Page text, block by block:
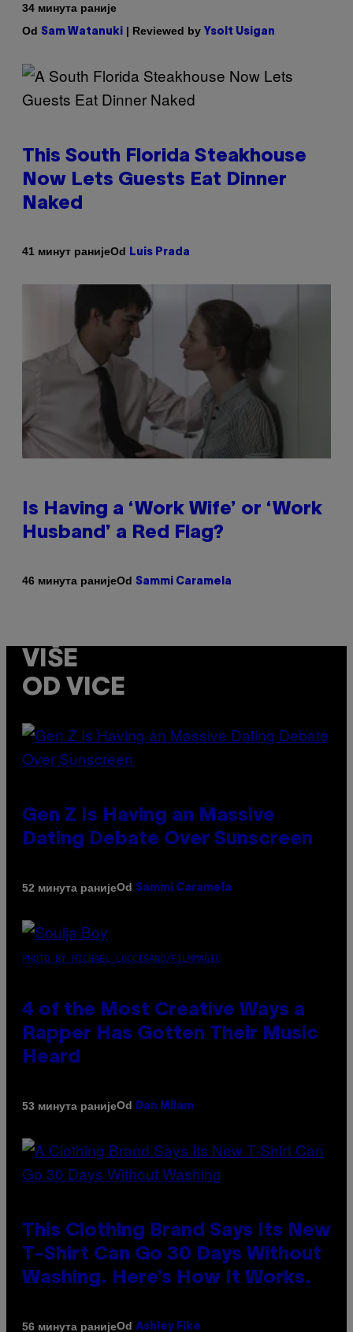
34 минута раније
Od Sam Watanuki | Reviewed by Ysolt Usigan
This South Florida Steakhouse
Now Lets Guests Eat Dinner
Naked
41 минут ранијеOd Luis Prada
Is Having a ‘Work Wife’ or ‘Work
Husband’ a Red Flag?
46 минута ранијеOd Sammi Caramela
VIŠE
OD VICE
Gen Z Is Having an Massive
Dating Debate Over Sunscreen
52 минута ранијеOd Sammi Caramela
PHOTO BY MICHAEL LOCCISANO/FILMMAGIC
4 of the Most Creative Ways a
Rapper Has Gotten Their Music
Heard
53 минута ранијеOd Dan Milam
This Clothing Brand Says Its New
T-Shirt Can Go 30 Days Without
Washing. Here’s How It Works.
56 минута ранијеOd Ashley Fike